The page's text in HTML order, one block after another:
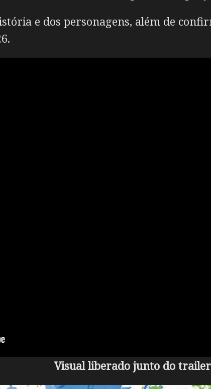
e dos personagens, além de
Visual liberado junto do trailer